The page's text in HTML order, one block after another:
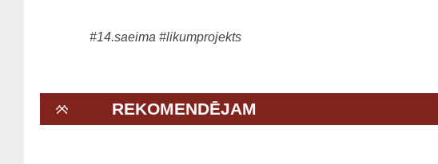
#14.saeima #likumprojekts
REKOMENDĒJAM